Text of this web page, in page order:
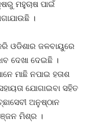
ମହୁଚାଷ ପାଇଁ
।
ଓଡିଶାର ଜଳବାୟୁରେ
ଦେଖା ଦେଇଛି ।
ମାଛି ନପାଇ ହତାଶ
ଯୋଗାଇବା ସହିତ
ଅନୁଷ୍ଠାନ
ମିଶ୍ର ।